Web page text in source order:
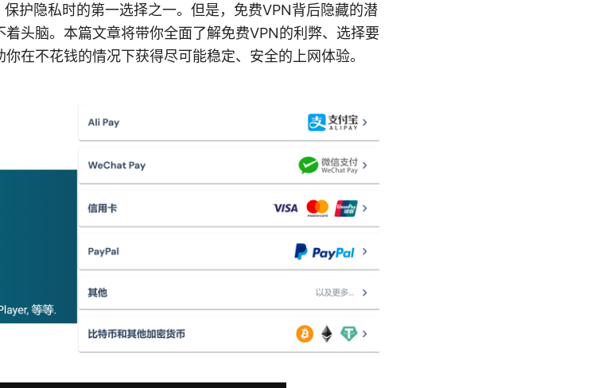
护隐私时的第一选择之一。但是，免费VPN背后隐藏的潜
头脑。本篇文章将带你全面了解免费VPN的利弊、选择要
在不花钱的情况下获得尽可能稳定、安全的上网体验。